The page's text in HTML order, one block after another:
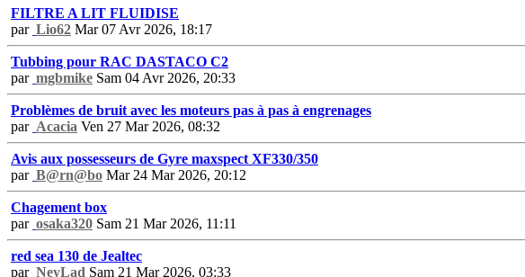
FILTRE A LIT FLUIDISE
par Lio62 Mar 07 Avr 2026, 18:17
Tubbing pour RAC DASTACO C2
par mgbmike Sam 04 Avr 2026, 20:33
Problèmes de bruit avec les moteurs pas à pas à engrenages
par Acacia Ven 27 Mar 2026, 08:32
Avis aux possesseurs de Gyre maxspect XF330/350
par B@rn@bo Mar 24 Mar 2026, 20:12
Chagement box
par osaka320 Sam 21 Mar 2026, 11:11
red sea 130 de Jealtec
par NeyLad Sam 21 Mar 2026, 03:33